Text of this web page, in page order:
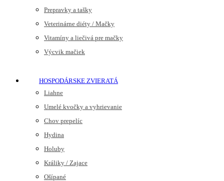
Prepravky a tašky
Veterinárne diéty / Mačky
Vitamíny a liečivá pre mačky
Výcvik mačiek
HOSPODÁRSKE ZVIERATÁ
Liahne
Umelé kvočky a vyhrievanie
Chov prepelíc
Hydina
Holuby
Králiky / Zajace
Ošípané